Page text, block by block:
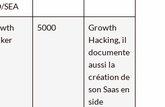
SEA
5000
Growth
Hacking, il
documente
aussi la
création de
son Saas en
side